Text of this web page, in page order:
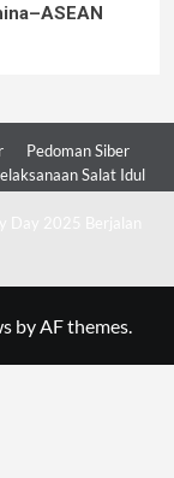
Pedoman Siber
Salat Idul
by AF themes.